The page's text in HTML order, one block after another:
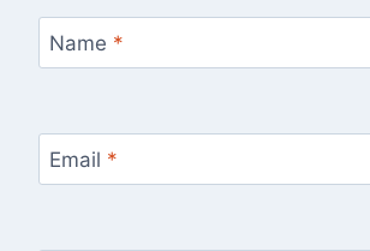
Name *
Email *